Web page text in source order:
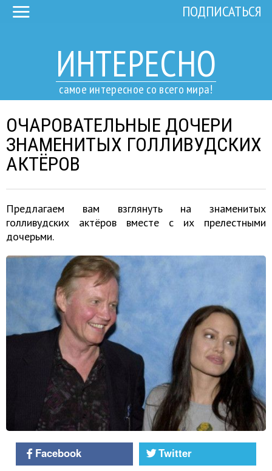
ИНТЕРЕСНО
самое интересное со всего мира!
ПОДПИСАТЬСЯ
ОЧАРОВАТЕЛЬНЫЕ ДОЧЕРИ
ЗНАМЕНИТЫХ ГОЛЛИВУДСКИХ
АКТЁРОВ
Предлагаем вам взглянуть на знаменитых
голливудских актёров вместе с их прелестными
дочерьми.
Facebook
Twitter